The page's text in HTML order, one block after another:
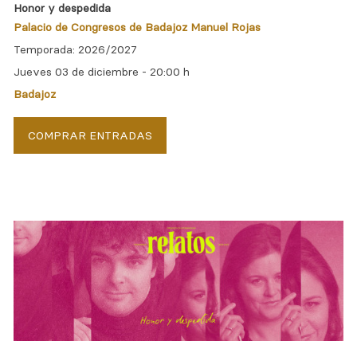
Honor y despedida
Palacio de Congresos de Badajoz Manuel Rojas
Temporada: 2026/2027
Jueves 03 de diciembre -20:00 h
Badajoz
COMPRAR ENTRADAS